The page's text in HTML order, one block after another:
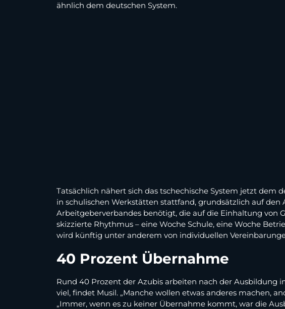
ähnlich dem deutschen System.
Tatsächlich nähert sich das tschechische System jetzt dem
in schulischen Werkstätten stattfand, grundsätzlich auf
Arbeitgeberverbandes benötigt, die auf die Einhaltung von
skizzierte Rhythmus – eine Woche Schule, eine Woche
wird künftig unter anderem von individuellen
40 Prozent Übernahme
Rund 40 Prozent der Azubis arbeiten nach der Ausbildung
viel, findet Musil. „Manche wollen etwas anderes machen,
„Immer, wenn es zu keiner Übernahme kommt, war die